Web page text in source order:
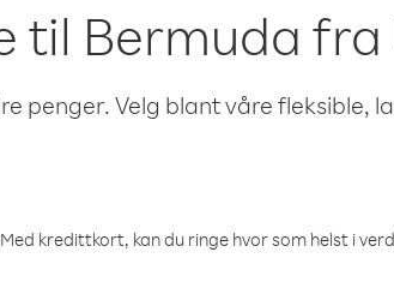
til Bermuda
penger. Velg blant våre fleksible,
kredittkort, kan du ringe hvor som helst i